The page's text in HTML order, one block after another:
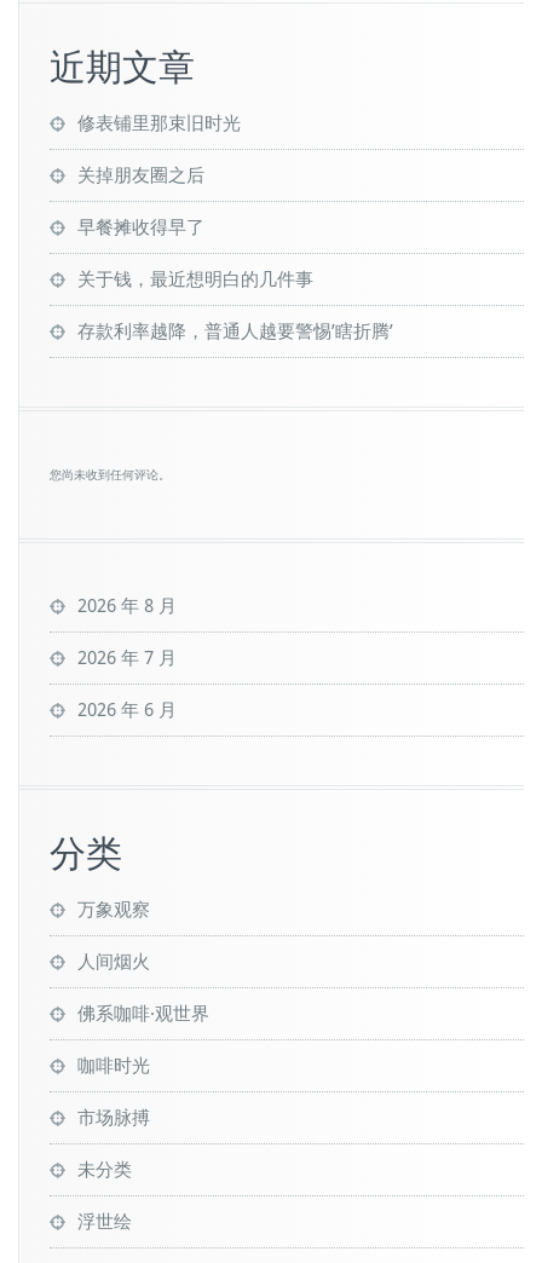
近期文章
修表铺里那束旧时光
关掉朋友圈之后
早餐摊收得早了
关于钱，最近想明白的几件事
存款利率越降，普通人越要警惕’瞎折腾’
您尚未收到任何评论。
2026 年 8 月
2026 年 7 月
2026 年 6 月
分类
万象观察
人间烟火
佛系咖啡·观世界
咖啡时光
市场脉搏
未分类
浮世绘